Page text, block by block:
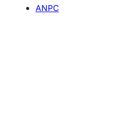
ANPC